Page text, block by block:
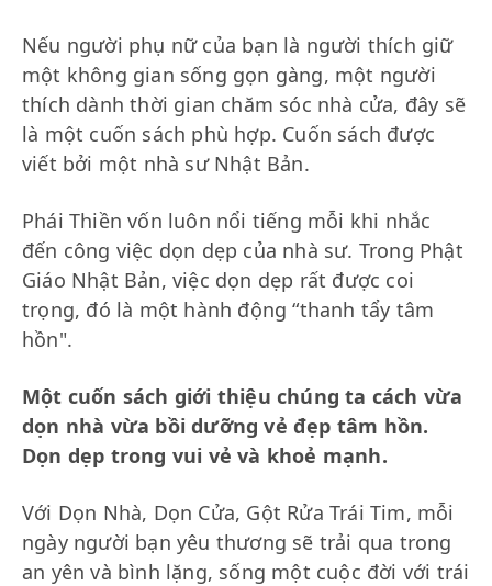
Nếu người phụ nữ của bạn là người thích giữ
một không gian sống gọn gàng, một người
thích dành thời gian chăm sóc nhà cửa, đây sẽ
là một cuốn sách phù hợp. Cuốn sách được
viết bởi một nhà sư Nhật Bản.
Phái Thiền vốn luôn nổi tiếng mỗi khi nhắc
đến công việc dọn dẹp của nhà sư. Trong Phật
Giáo Nhật Bản, việc dọn dẹp rất được coi
trọng, đó là một hành động “thanh tẩy tâm
hồn".
Một cuốn sách giới thiệu chúng ta cách vừa
dọn nhà vừa bồi dưỡng vẻ đẹp tâm hồn.
Dọn dẹp trong vui vẻ và khoẻ mạnh.
Với Dọn Nhà, Dọn Cửa, Gột Rửa Trái Tim, mỗi
ngày người bạn yêu thương sẽ trải qua trong
an yên và bình lặng, sống một cuộc đời với trái